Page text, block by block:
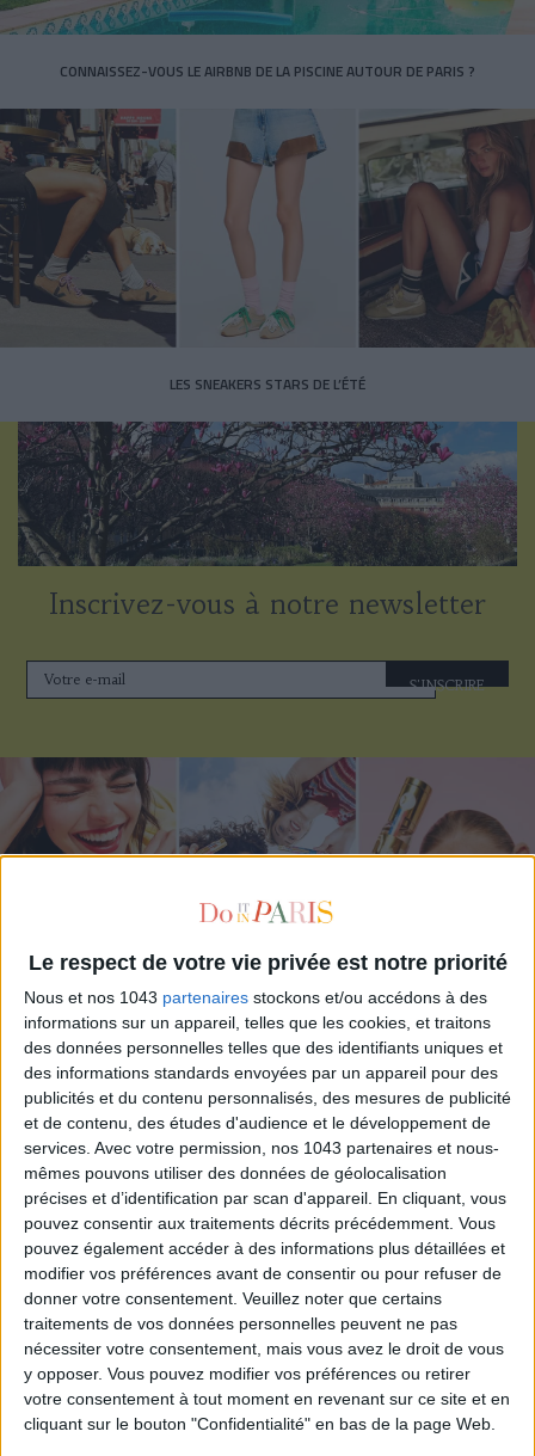
Le respect de votre vie privée est notre priorité
Nous et nos 1043 partenaires stockons et/ou accédons à des
informations sur un appareil, telles que les cookies, et traitons
des données personnelles telles que des identifiants uniques et
des informations standards envoyées par un appareil pour des
publicités et du contenu personnalisés, des mesures de publicité
et de contenu, des études d'audience et le développement de
services. Avec votre permission, nos 1043 partenaires et nous-
mêmes pouvons utiliser des données de géolocalisation
précises et d’identification par scan d'appareil. En cliquant, vous
pouvez consentir aux traitements décrits précédemment. Vous
pouvez également accéder à des informations plus détaillées et
modifier vos préférences avant de consentir ou pour refuser de
donner votre consentement. Veuillez noter que certains
traitements de vos données personnelles peuvent ne pas
nécessiter votre consentement, mais vous avez le droit de vous
y opposer. Vous pouvez modifier vos préférences ou retirer
votre consentement à tout moment en revenant sur ce site et en
cliquant sur le bouton "Confidentialité" en bas de la page Web.
CONNAISSEZ-VOUS LE AIRBNB DE LA PISCINE AUTOUR DE PARIS ?
LES SNEAKERS STARS DE L’ÉTÉ
Inscrivez-vous à notre newsletter
S'INSCRIRE
ADOPT PARFUMS RÉVOLUTIONNE LA PARFUMERIE MADE IN FRANCE À PETIT PRIX
TOUT CE QUE VOUS DEVEZ FAIRE À PARIS EN AOÛT